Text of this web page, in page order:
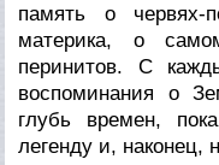
память о червях-
материка, о
перинитов. С
воспоминания о
глубь времен,
легенду и, наконец,